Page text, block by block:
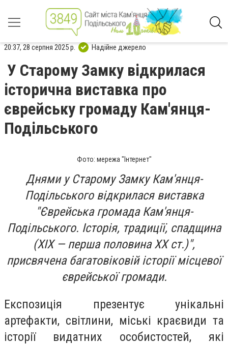
20:37, 28 серпня 2025 р. Надійне джерело
У Старому Замку відкрилася
історична виставка про
єврейську громаду Кам'янця-
Подільського
Фото: мережа "Інтернет"
Днями у Старому Замку Кам'янця-
Подільського відкрилася виставка
"Єврейська громада Кам'янця-
Подільського. Історія, традиції, спадщина
(XIX — перша половина ХХ ст.)",
присвячена багатовіковій історії місцевої
єврейської громади.
Експозиція презентує унікальні
артефакти, світлини, міські краєвиди та
історії видатних особистостей, які